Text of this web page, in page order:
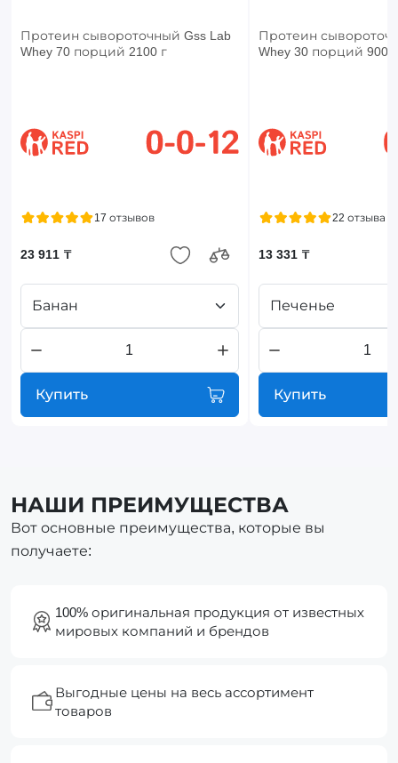
Протеин сывороточный Gss Lab
Whey 70 порций 2100 г
17 отзывов
23 911 ₸
Банан
Купить
Протеин
Whey 30 порций 900 г
22 отзыва
13 331 ₸
Печенье
Купить
НАШИ ПРЕИМУЩЕСТВА
Вот основные преимущества, которые вы
получаете:
100% оригинальная продукция от известных
мировых компаний и брендов
Выгодные цены на весь ассортимент
товаров